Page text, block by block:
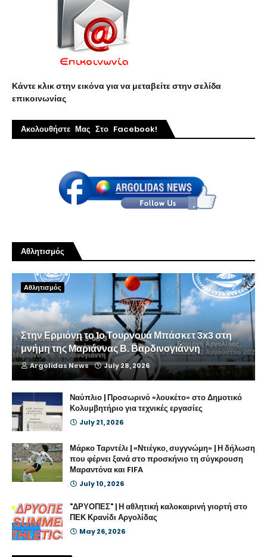
Κάντε κλικ στην εικόνα για να μεταβείτε στην σελίδα
επικοινωνίας
Ακολουθήστε Μας Στο Facebook!
Αθλητισμός
Αθλητισμός
Στην Ερμιόνη το 1ο Τουρνουά Μπάσκετ 3x3 στη
μνήμη της Μαριάννας Β. Βαρδινογιάννη
Argolidas News July 28, 2026
Ναύπλιο | Προσωρινό «λουκέτο» στο Δημοτικό
Κολυμβητήριο για τεχνικές εργασίες
July 21, 2026
Μάρκο Ταρντέλι | «Ντιέγκο, συγγνώμη» | Η δήλωση
που φέρνει ξανά στο προσκήνιο τη σύγκρουση
Μαραντόνα και FIFA
July 10, 2026
"ΔΡΥΟΠΕΣ" | Η αθλητική καλοκαιρινή γιορτή στο
ΠΕΚ Κρανίδι Αργολίδας
May 26, 2026